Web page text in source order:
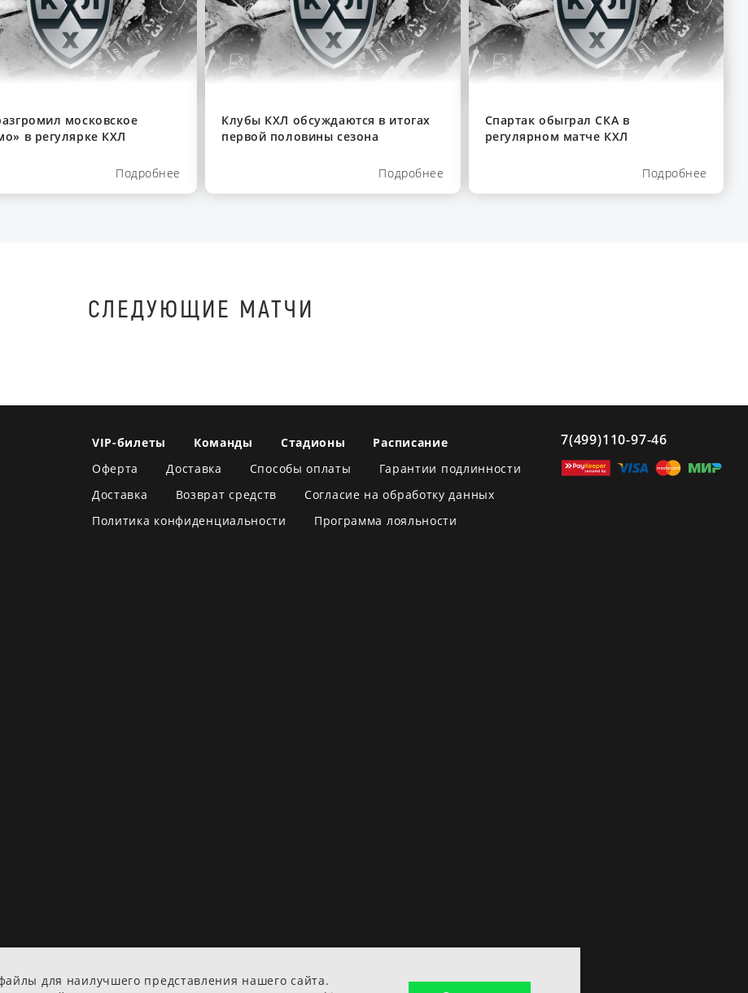
для наилучшего представления нашего сайта.
московское
в регулярке КХЛ
Подробнее
Клубы КХЛ обсуждаются в итогах
первой половины сезона
Подробнее
Спартак обыграл СКА в
регулярном матче КХЛ
Подробнее
СЛЕДУЮЩИЕ МАТЧИ
VIP-билеты Команды Стадионы
Расписание
Оферта
Доставка Способы оплаты
Гарантии подлинности
Доставка
Возврат средств
Согласие на обработку данных
Политика конфиденциальности
Программа лояльности
7(499)110-97-46